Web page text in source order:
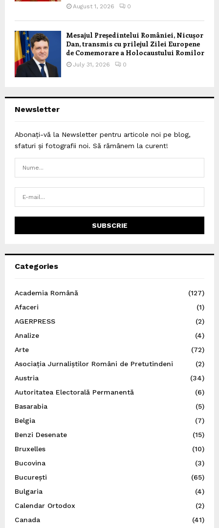
August 1, 2026 0
Mesajul Președintelui României, Nicușor
Dan, transmis cu prilejul Zilei Europene
de Comemorare a Holocaustului Romilor
July 31, 2026 0
Newsletter
Abonați-vă la Newsletter pentru articole noi pe blog,
sfaturi și fotografii noi. Să rămânem la curent!
Categories
Academia Română
(127)
Afaceri
(1)
AGERPRESS
(2)
Analize
(4)
Arte
(72)
Asociația Jurnaliștilor Români de Pretutindeni
(2)
Austria
(34)
Autoritatea Electorală Permanentă
(6)
Basarabia
(5)
Belgia
(7)
Benzi Desenate
(15)
Bruxelles
(10)
Bucovina
(3)
București
(65)
Bulgaria
(4)
Calendar Ortodox
(2)
Canada
(41)